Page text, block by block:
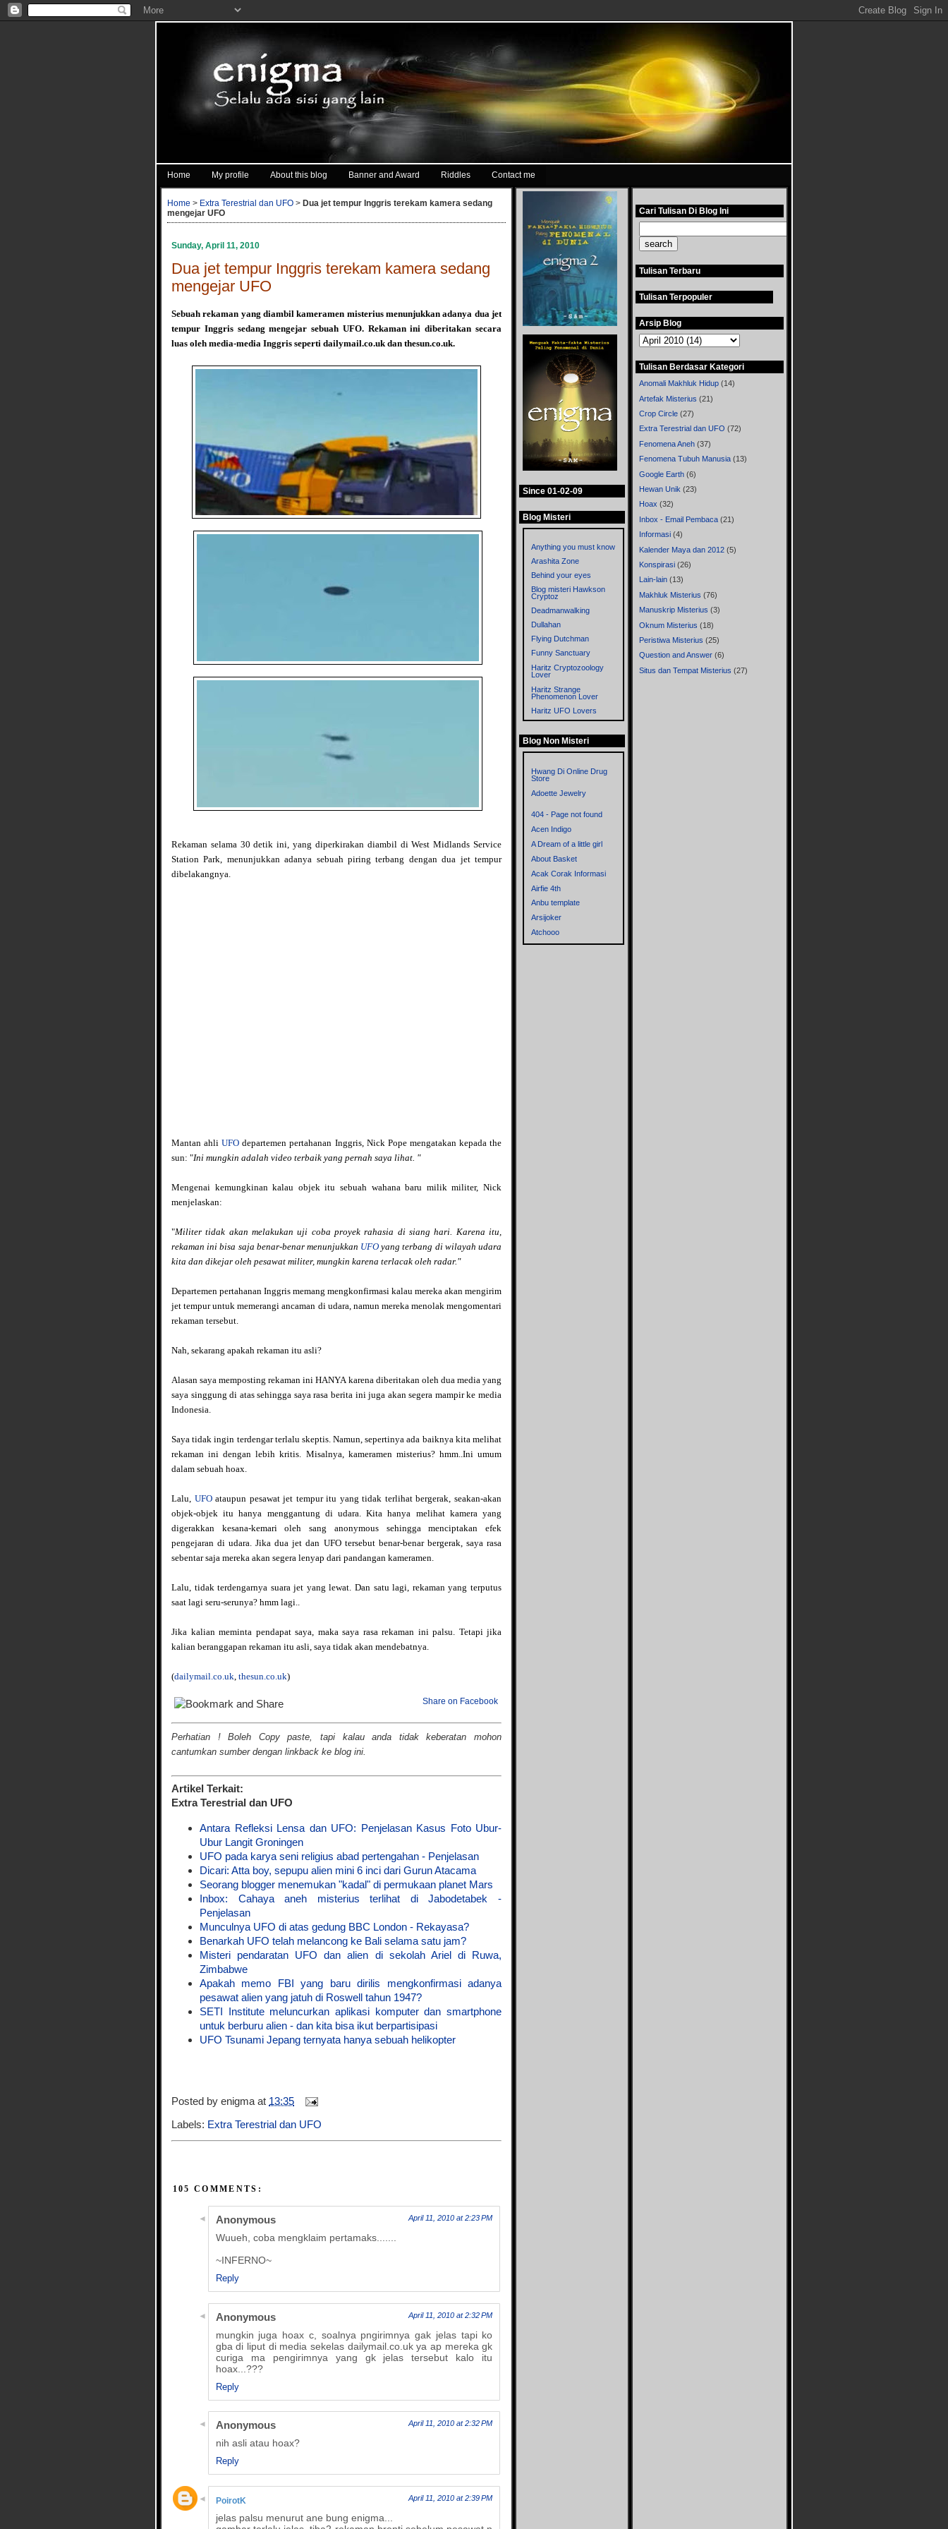
Home My profile About this blog Banner and Award Riddles Contact me
Home > Extra Terestrial dan UFO > Dua jet tempur Inggris terekam kamera sedang
mengejar UFO
Sunday, April 11, 2010
Dua jet tempur Inggris terekam kamera sedang
mengejar UFO
Sebuah rekaman yang diambil kameramen misterius menunjukkan adanya dua jet
tempur Inggris sedang mengejar sebuah UFO. Rekaman ini diberitakan secara
luas oleh media-media Inggris seperti dailymail.co.uk dan thesun.co.uk.
Rekaman selama 30 detik ini, yang diperkirakan diambil di West Midlands Service
Station Park, menunjukkan adanya sebuah piring terbang dengan dua jet tempur
dibelakangnya.
Mantan ahliUFO departemen pertahanan Inggris, Nick Pope mengatakan kepada the
sun: "Ini mungkin adalah video terbaik yang pernah saya lihat. "
Mengenai kemungkinan kalau objek itu sebuah wahana baru milik militer, Nick
menjelaskan:
"Militer tidak akan melakukan uji coba proyek rahasia di siang hari. Karena itu,
rekaman ini bisa saja benar-benar menunjukkan UFO yang terbang di wilayah udara
kita dan dikejar oleh pesawat militer, mungkin karena terlacak oleh radar."
Departemen pertahanan Inggris memang mengkonfirmasi kalau mereka akan mengirim
jet tempur untuk memerangi ancaman di udara, namun mereka menolak mengomentari
rekaman tersebut.
Nah, sekarang apakah rekaman itu asli?
Alasan saya memposting rekaman ini HANYA karena diberitakan oleh dua media yang
saya singgung di atas sehingga saya rasa berita ini juga akan segera mampir ke media
Indonesia.
Saya tidak ingin terdengar terlalu skeptis. Namun, sepertinya ada baiknya kita melihat
rekaman ini dengan lebih kritis. Misalnya, kameramen misterius? hmm..Ini umum
dalam sebuah hoax.
Lalu, UFOataupun pesawat jet tempur itu yang tidak terlihat bergerak, seakan-akan
objek-objek itu hanya menggantung di udara. Kita hanya melihat kamera yang
digerakkan kesana-kemari oleh sang anonymous sehingga menciptakan efek
pengejaran di udara. Jika dua jet dan UFO tersebut benar-benar bergerak, saya rasa
sebentar saja mereka akan segera lenyap dari pandangan kameramen.
Lalu, tidak terdengarnya suara jet yang lewat. Dan satu lagi, rekaman yang terputus
saat lagi seru-serunya? hmm lagi..
Jika kalian meminta pendapat saya, maka saya rasa rekaman ini palsu. Tetapi jika
kalian beranggapan rekaman itu asli, saya tidak akan mendebatnya.
(dailymail.co.uk thesun.co.uk)
Share on Facebook
Perhatian ! Boleh Copy paste, tapi kalau anda tidak keberatan mohon
cantumkan sumber dengan linkback ke blog ini.
Artikel Terkait:
Extra Terestrial dan UFO
Antara Refleksi Lensa dan UFO: Penjelasan Kasus Foto Ubur-
Ubur Langit Groningen
UFO pada karya seni religius abad pertengahan - Penjelasan
Dicari: Atta boy, sepupu alien mini 6 inci dari Gurun Atacama
Seorang blogger menemukan "kadal" di permukaan planet Mars
Inbox: Cahaya aneh misterius terlihat di Jabodetabek -
Penjelasan
Munculnya UFO di atas gedung BBC London - Rekayasa?
Benarkah UFO telah melancong ke Bali selama satu jam?
Misteri pendaratan UFO dan alien di sekolah Ariel di Ruwa,
Zimbabwe
Apakah memo FBI yang baru dirilis mengkonfirmasi adanya
pesawat alien yang jatuh di Roswell tahun 1947?
SETI Institute meluncurkan aplikasi komputer dan smartphone
untuk berburu alien - dan kita bisa ikut berpartisipasi
UFO Tsunami Jepang ternyata hanya sebuah helikopter
Posted by enigma at 13:35
Labels: Extra Terestrial dan UFO
105 COMMENTS:
Anonymous April 11, 2010 at 2:23 PM
Wuueh, coba mengklaim pertamaks.......
~INFERNO~
Reply
Anonymous April 11, 2010 at 2:32 PM
mungkin juga hoax c, soalnya pngirimnya gak jelas tapi ko
gba di liput di media sekelas dailymail.co.uk ya ap mereka gk
curiga ma pengirimnya yang gk jelas tersebut kalo itu
hoax...???
Reply
Anonymous April 11, 2010 at 2:32 PM
nih asli atau hoax?
Reply
PoirotK April 11, 2010 at 2:39 PM
jelas palsu menurut ane bung enigma...
Since 01-02-09
Blog Misteri
Anything you must know
Arashita Zone
Behind your eyes
Blog misteri Hawkson
Cryptoz
Deadmanwalking
Dullahan
Flying Dutchman
Funny Sanctuary
Haritz Cryptozoology
Lover
Haritz Strange
Phenomenon Lover
Haritz UFO Lovers
Left Thinkers
Memories
Metronom
Mystery of the World
Rensen Blog
Sisi Lain
Blog Non Misteri
Hwang Di Online Drug
Store
Adoette Jewelry
404 - Page not found
Acen Indigo
A Dream of a little girl
About Basket
Acak Corak Informasi
Airfie 4th
Anbu template
Arsijoker
Atchooo
Bahrul Ulum Dot Com
Cari Tulisan Di Blog Ini
Tulisan Terbaru
Tulisan Terpopuler
Arsip Blog
Tulisan Berdasar Kategori
Anomali Makhluk Hidup (14)
Artefak Misterius (21)
Crop Circle (27)
Extra Terestrial dan UFO (72)
Fenomena Aneh (37)
Fenomena Tubuh Manusia (13)
Google Earth (6)
Hewan Unik (23)
Hoax (32)
Inbox - Email Pembaca (21)
Informasi (4)
Kalender Maya dan 2012 (5)
Konspirasi (26)
Lain-lain (13)
Makhluk Misterius (76)
Manuskrip Misterius (3)
Oknum Misterius (18)
Peristiwa Misterius (25)
Question and Answer (6)
Situs dan Tempat Misterius (27)